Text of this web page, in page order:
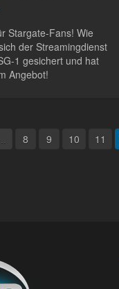
Stargate-Fans! Wie
der Streamingdienst
1 gesichert und hat
Angebot!
8 9 10 11